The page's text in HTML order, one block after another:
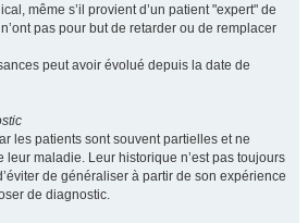
même s’il provient d’un patient "expert" de
pas pour but de retarder ou de remplacer
peut avoir évolué depuis la date de
les patients sont souvent partielles et ne
leur maladie. Leur historique n’est pas toujours
de généraliser à partir de son expérience
de diagnostic.